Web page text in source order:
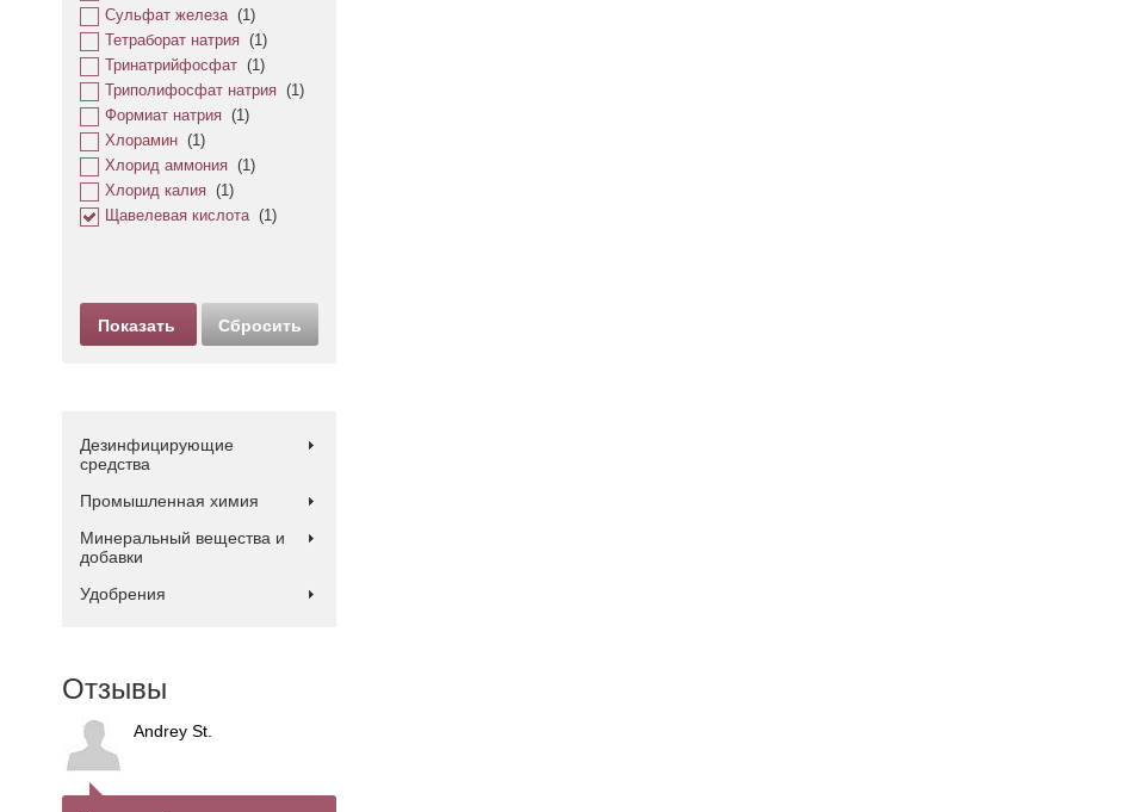
Сульфат железа(1)
Тетраборат натрия (1)
Тринатрийфосфат (1)
Триполифосфат натрия (1)
Формиат натрия (1)
Хлорамин (1)
Хлорид аммония (1)
Хлорид калия (1)
Щавелевая кислота(1)
Дезинфицирующие
средства
Промышленная химия
Минеральный вещества и
добавки
Удобрения
Отзывы
Andrey St.